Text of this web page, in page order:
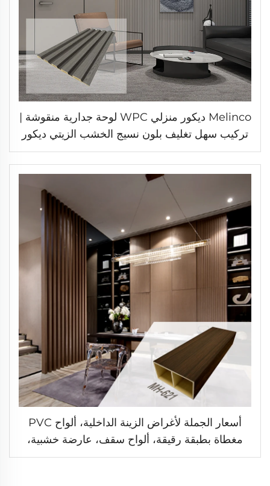
Melinco ديكور منزلي WPC لوحة جدارية منقوشة |
تركيب سهل تغليف بلون نسيج الخشب الزيتي ديكور
لوحة جدار رائعة
أسعار الجملة لأغراض الزينة الداخلية، ألواح PVC
مغطاة بطبقة رقيقة، ألواح سقف، عارضة خشبية،
أنبوب مربع من خشب البوليمر المركب (WPC)،